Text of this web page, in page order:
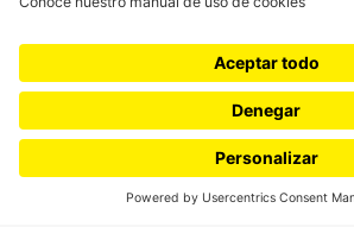
¿Quieres escribir en 070?
CONTÁCTANOS
cerosetenta@uniandes.edu.co